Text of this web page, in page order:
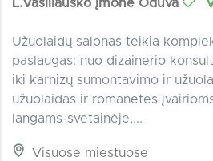
L.Vasiliausko įmonė Oduva
Užuolaidų salonas teikia
paslaugas: nuo dizainerio
iki karnizų sumontavimo ir
užuolaidas ir romanetes
langams-svetainėje,...
Visuose miestuose